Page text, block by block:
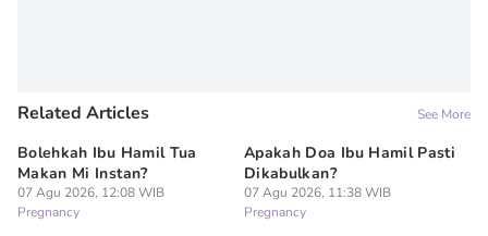
Related Articles See More
Bolehkah Ibu Hamil Tua
Makan Mi Instan?
07 Agu 2026, 12:08 WIB
Pregnancy
Apakah Doa Ibu Hamil Pasti
Dikabulkan?
07 Agu 2026, 11:38 WIB
Pregnancy